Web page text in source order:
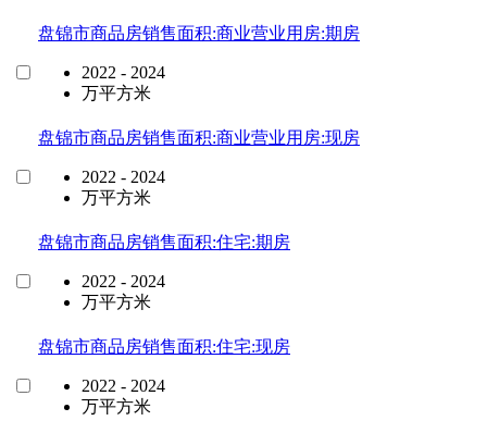
盘锦市商品房销售面积:商业营业用房:期房
2022 - 2024
万平方米
盘锦市商品房销售面积:商业营业用房:现房
2022 - 2024
万平方米
盘锦市商品房销售面积:住宅:期房
2022 - 2024
万平方米
盘锦市商品房销售面积:住宅:现房
2022 - 2024
万平方米